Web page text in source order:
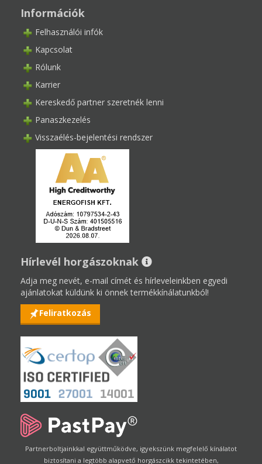
Információk
Felhasználói infók
Kapcsolat
Rólunk
Karrier
Kereskedő partner szeretnék lenni
Panaszkezelés
Visszaélés-bejelentési rendszer
Hírlevél horgászoknak
Adja meg nevét, e-mail címét és hírleveleinkben egyedi
ajánlatokat küldünk ki önnek termékkínálatunkból!
Feliratkozás
Partnerboltjainkkal együttműködve, igyekszünk megfelelő kínálatot
biztosítani a legtöbb alapvető horgászcikk tekintetében,